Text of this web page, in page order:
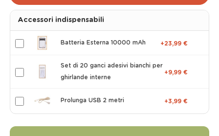
Accessori indispensabili
Batteria Esterna 10000 mAh +23,99 €
Set di 20 ganci adesivi bianchi per
ghirlande interne
+9,99 €
Prolunga USB 2 metri +3,99 €